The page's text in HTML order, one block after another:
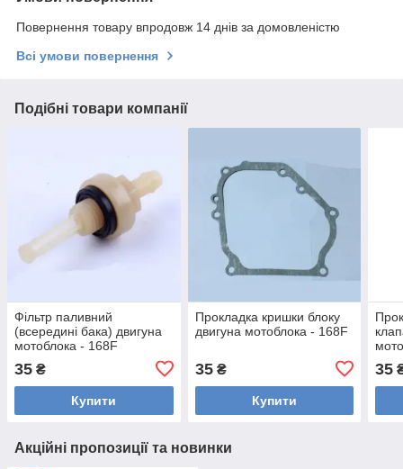
Повернення товару впродовж 14 днів за домовленістю
Всі умови повернення
Подібні товари компанії
Фільтр паливний
(всередині бака) двигуна
мотоблока - 168F
35 ₴
Купити
Прокладка кришки блоку
двигуна мотоблока - 168F
35₴
Купити
35
Акційні пропозиції та новинки